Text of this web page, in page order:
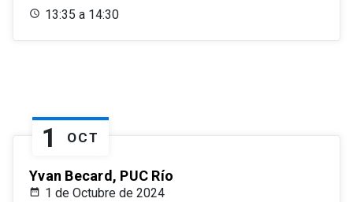
13:35 a 14:30
1 OCT
Yvan Becard, PUC Río
1 de Octubre de 2024